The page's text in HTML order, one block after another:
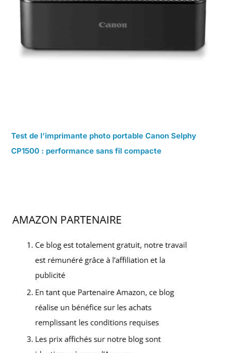
Test de l’imprimante photo portable Canon Selphy
CP1500 : performance sans fil compacte